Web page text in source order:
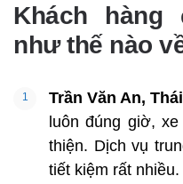
Khách hàng
như thế nào
Trần Văn An,
luôn đúng giờ,
thiện. Dịch vụ
tiết kiệm rất nhiều.